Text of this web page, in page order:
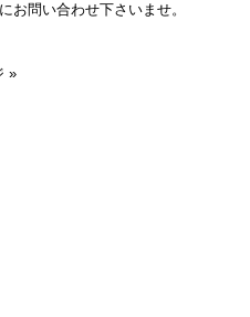
お問い合わせ下さいませ。
»